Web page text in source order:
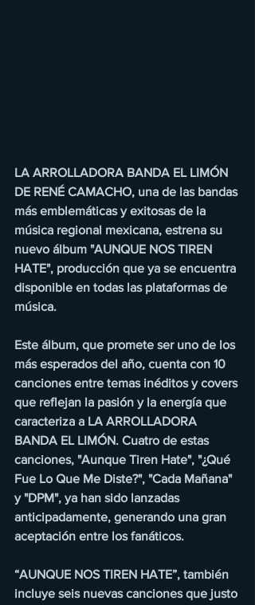
LA ARROLLADORA BANDA EL LIMÓN
DE RENÉ CAMACHO, una de las bandas
más emblemáticas y exitosas de la
música regional mexicana, estrena su
nuevo álbum "AUNQUE NOS TIREN
HATE", producción que ya se encuentra
disponible en todas las plataformas de
música.
Este álbum, que promete ser uno de los
más esperados del año, cuenta con 10
canciones entre temas inéditos y covers
que reflejan la pasión y la energía que
caracteriza a LA ARROLLADORA
BANDA EL LIMÓN. Cuatro de estas
canciones, "Aunque Tiren Hate", "¿Qué
Fue Lo Que Me Diste?", "Cada Mañana"
y "DPM", ya han sido lanzadas
anticipadamente, generando una gran
aceptación entre los fanáticos.
“AUNQUE NOS TIREN HATE”, también
incluye seis nuevas canciones que justo